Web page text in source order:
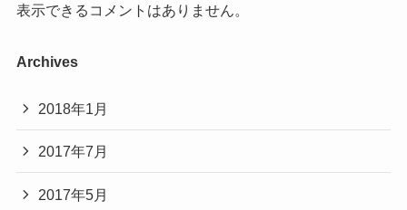
表示できるコメントはありません。
Archives
2018年1月
2017年7月
2017年5月